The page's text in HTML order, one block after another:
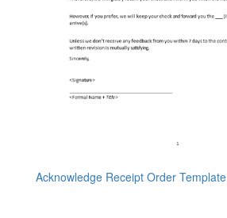
Acknowledge Receipt Order Template